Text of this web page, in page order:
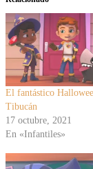
El fantástico
Tibucán
17 octubre, 2021
En «Infantiles»